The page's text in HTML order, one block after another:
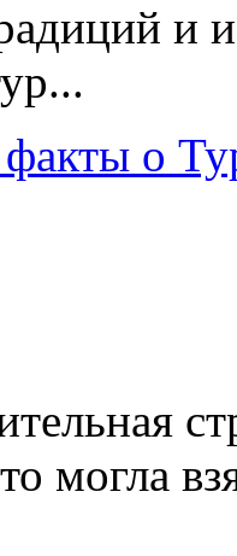
и
о
могла